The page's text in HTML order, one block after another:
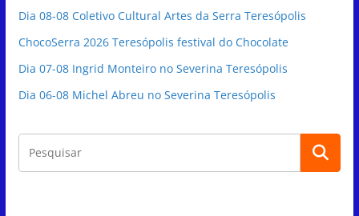
Dia 08-08 Coletivo Cultural Artes da Serra Teresópolis
ChocoSerra 2026 Teresópolis festival do Chocolate
Dia 07-08 Ingrid Monteiro no Severina Teresópolis
Dia 06-08 Michel Abreu no Severina Teresópolis